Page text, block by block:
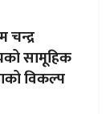
चन्द्र
सामूहिक
विकल्प